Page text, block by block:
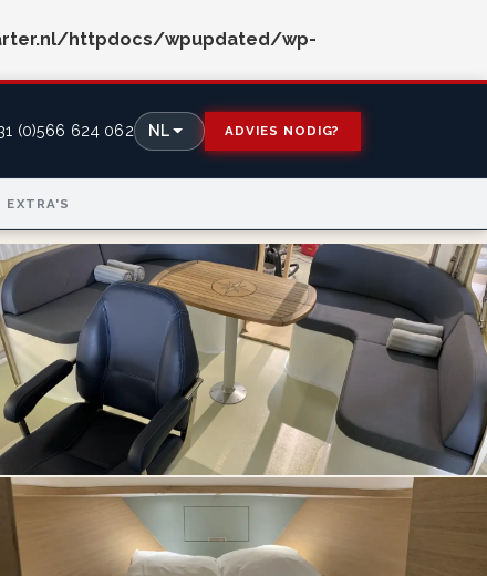
httpdocs/wpupdated/wp-
(0)566 624 062 NL ADVIES NODIG?
EXTRA'S